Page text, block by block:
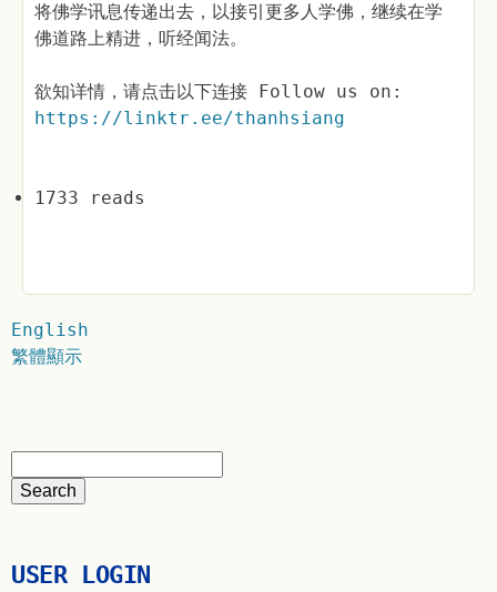
将佛学讯息传递出去，以接引更多人学佛，继续在学
佛道路上精进，听经闻法。
欲知详情，请点击以下连接 Follow us on:
https://linktr.ee/thanhsiang
1733 reads
English
繁體顯示
USER LOGIN